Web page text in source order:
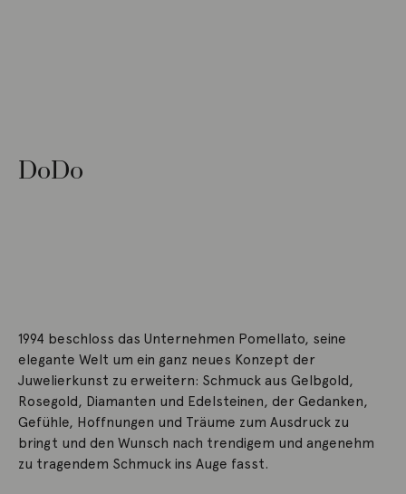
DoDo
1994 beschloss das Unternehmen Pomellato, seine
elegante Welt um ein ganz neues Konzept der
Juwelierkunst zu erweitern: Schmuck aus Gelbgold,
Rosegold, Diamanten und Edelsteinen, der Gedanken,
Gefühle, Hoffnungen und Träume zum Ausdruck zu
bringt und den Wunsch nach trendigem und angenehm
zu tragendem Schmuck ins Auge fasst.